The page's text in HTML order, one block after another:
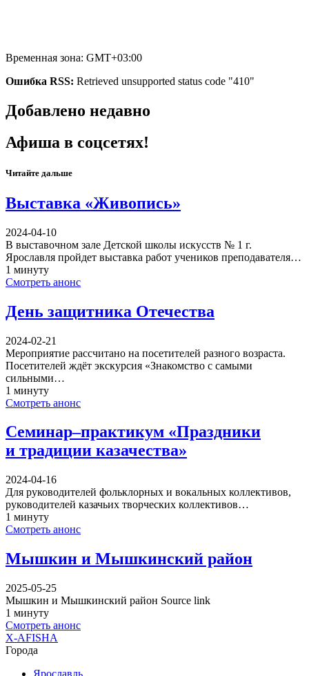
Временная зона: GMT+03:00
Ошибка RSS: Retrieved unsupported status code "410"
Добавлено недавно
Афиша в соцсетях!
Читайте дальше
Выставка «Живопись»
2024-04-10
В выставочном зале Детской школы искусств № 1 г.
Ярославля пройдет выставка работ учеников преподавателя…
1 минуту
Смотреть анонс
День защитника Отечества
2024-02-21
Мероприятие рассчитано на посетителей разного возраста.
Посетителей ждёт экскурсия «Знакомство с самыми
сильными…
1 минуту
Смотреть анонс
Семинар–практикум «Праздники
и традиции казачества»
2024-04-16
Для руководителей фольклорных и вокальных коллективов,
руководителей казачьих творческих коллективов…
1 минуту
Смотреть анонс
Мышкин и Мышкинский район
2025-05-25
Мышкин и Мышкинский район Source link
1 минуту
Смотреть анонс
X-AFISHA
Города